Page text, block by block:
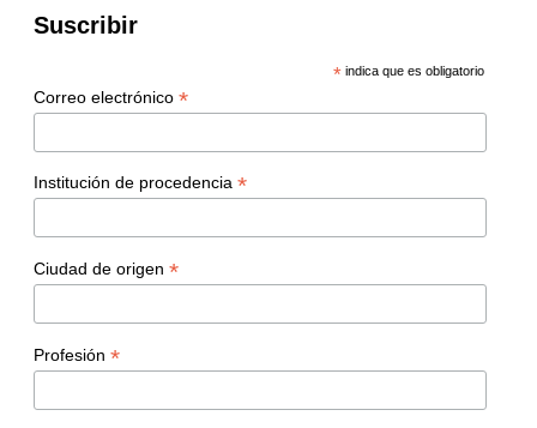
Suscribir
* indica que es obligatorio
Correo electrónico *
Institución de procedencia *
Ciudad de origen *
Profesión *